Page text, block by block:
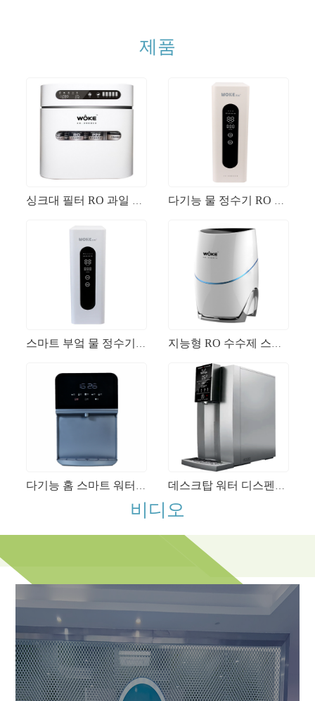
하게 선택할 수 있습니다.
채널을 열 수 있도록 합니
제품
싱크대 필터 RO 과일 및 야채 정제 에너지 효율적인 친환경 수화제 다기능 물 정수기 RO 과일 및 야채 세척 스마트 홈 워터 여과 기계
다기능 홈 스마트 워터 디스펜서 인스턴트 난방 아동 잠금 상업용 끓는 물 기계 데스크탑 워터 디스펜서 인스턴트 온수 마시는 기계 UV 멸균 자동 RO 정수기
비디오